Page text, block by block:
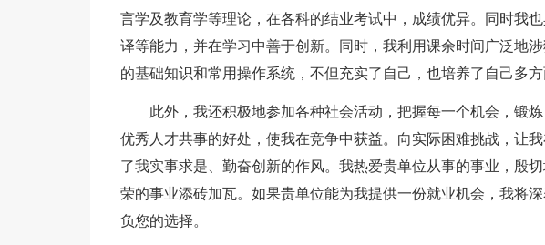
言学及教育学等理论，在各科的结业考试中，成绩优异。同时我
译等能力，并在学习中善于创新。同时，我利用课余时间广泛地
的基础知识和常用操作系统，不但充实了自己，也培养了自己多方
此外，我还积极地参加各种社会活动，把握每一个机会，锻
优秀人才共事的好处，使我在竞争中获益。向实际困难挑战，让
了我实事求是、勤奋创新的作风。我热爱贵单位从事的事业，殷
荣的事业添砖加瓦。如果贵单位能为我提供一份就业机会，我将
负您的选择。